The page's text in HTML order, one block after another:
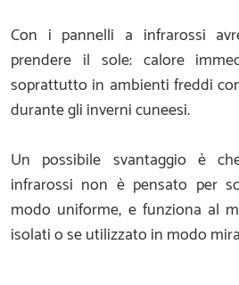
Con i pannelli a infrarossi
prendere il sole: calore
soprattutto in ambienti freddi
durante gli inverni cuneesi.
Un possibile svantaggio è
infrarossi non è pensato per
modo uniforme, e funziona al
isolati o se utilizzato in modo